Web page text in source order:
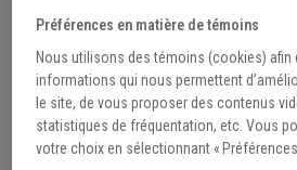
Préférences en matière de témoins
Nous utilisons des témoins (cookies) afin
informations qui nous permettent
le site, de vous proposer des contenus
statistiques de fréquentation, etc. Vous
votre choix en sélectionnant « Préférences